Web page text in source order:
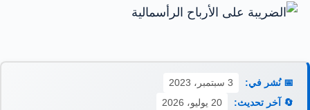
📅 نُشر في:
3 سبتمبر، 2023
🔄 آخر تحديث:
20 يوليو، 2026